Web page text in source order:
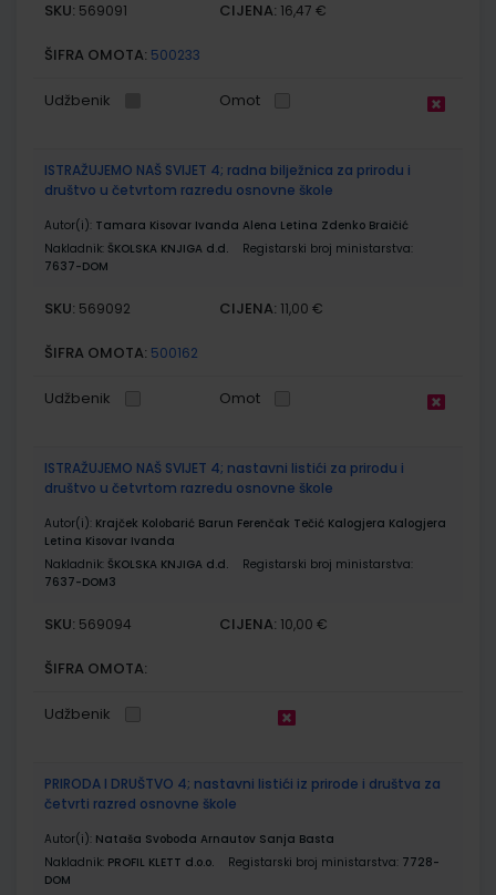
SKU: 569091 CIJENA: 16,47 €
ŠIFRA OMOTA: 500233
Udžbenik Omot
ISTRAŽUJEMO NAŠ SVIJET 4; radna bilježnica za prirodu i
društvo u četvrtom razredu osnovne škole
Autor(i): Tamara Kisovar Ivanda Alena Letina Zdenko Braičić
Nakladnik: ŠKOLSKA KNJIGA d.d.
Registarski broj ministarstva:
7637-DOM
SKU: 569092 CIJENA: 11,00 €
ŠIFRA OMOTA: 500162
Udžbenik Omot
ISTRAŽUJEMO NAŠ SVIJET 4; nastavni listići za prirodu i
društvo u četvrtom razredu osnovne škole
Autor(i): Krajček Kolobarić Barun Ferenčak Tečić Kalogjera Kalogjera
Letina Kisovar Ivanda
Nakladnik: ŠKOLSKA KNJIGA d.d.
Registarski broj ministarstva:
7637-DOM3
SKU: 569094 CIJENA: 10,00 €
ŠIFRA OMOTA:
Udžbenik
PRIRODA I DRUŠTVO 4; nastavni listići iz prirode i društva za
četvrti razred osnovne škole
Autor(i): Nataša Svoboda Arnautov Sanja Basta
Nakladnik: PROFIL KLETT d.o.o. Registarski broj ministarstva: 7728-
DOM